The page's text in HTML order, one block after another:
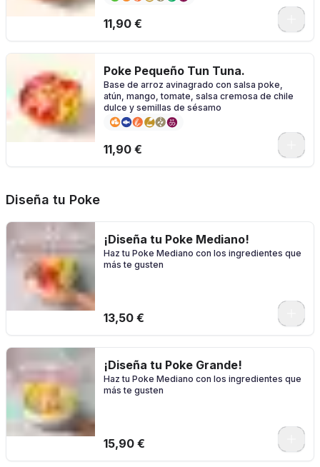
11,90 €
Poke Pequeño Tun Tuna.
Base de arroz avinagrado con salsa poke,
atún, mango, tomate, salsa cremosa de chile
dulce y semillas de sésamo
11,90 €
Diseña tu Poke
¡Diseña tu Poke Mediano!
Haz tu Poke Mediano con los ingredientes que
más te gusten
13,50 €
¡Diseña tu Poke Grande!
Haz tu Poke Mediano con los ingredientes que
más te gusten
15,90 €